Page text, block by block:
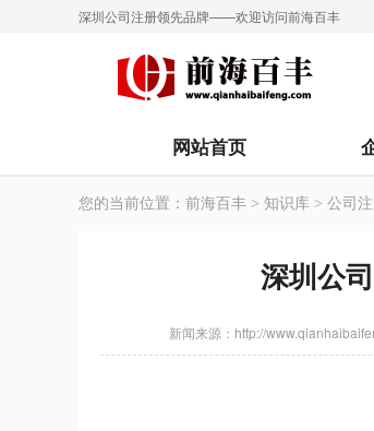
深圳公司注册领先品牌——欢迎访问前海百丰
网站首页
您的当前位置： 前海百丰 > 知识库 > 公司
深圳公
新闻来源：http://